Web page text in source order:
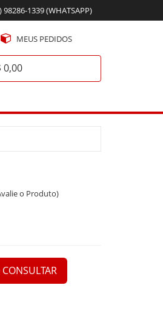
98286-1339 (WHATSAPP)
MEUS PEDIDOS
0,00
o Produto)
CONSULTAR